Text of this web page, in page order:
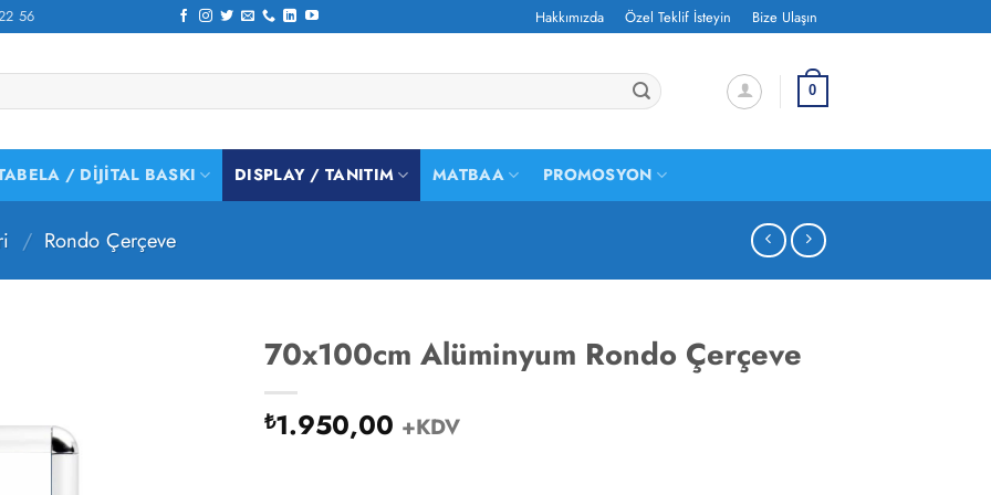
56 Hakkımızda Özel Teklif İsteyin Bize Ulaşın
0
/ DIJITAL BASKI DISPLAY / TANITIM MATBAA PROMOSYON
/ Rondo Çerçeve
70x100cm Alüminyum Rondo Çerçeve
₺1.950,00 +KDV